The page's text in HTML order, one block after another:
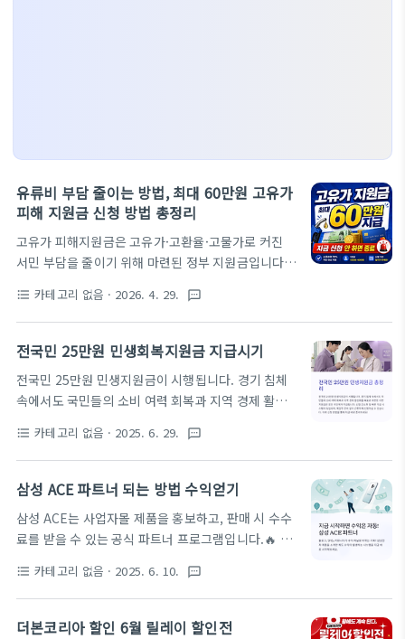
유류비 부담 줄이는 방법, 최대 60만원 고유가
피해 지원금 신청 방법 총정리
고유가 피해지원금은 고유가·고환율·고물가로 커진
서민 부담을 줄이기 위해 마련된 정부 지원금입니다.
에 따라 1인당 10만원부터 최대 60만원까지 차등 지
급됩니다.고유가 피해지원금 신청하기👆✅ 신청 방법
고유가 피해지원금은 온라인과 오프라인 방식으로 신
랑상품권 앱과 홈페이지에서 가능하며, 본인 인증 후
지급수단을 선택해 신청하면 됩니다. 오프라인 신청은
주소지 관할 읍면동 주민센터 또는 제휴 은행 영업점
정부가 직접 방문해 접수하는 찾아가는 신청도 운영됩
니다. 지급수단은 지역사랑상품권, 신용카드, ..
format_list_bulleted 카테고리 없음 · 2026. 4. 29. textsms
전국민 25만원 민생회복지원금 지급시기
전국민 25만원 민생지원금이 시행됩니다. 경기 침체
속에서도 국민들의 소비 여력 회복과 지역 경제 활성
급됩니다. 신청 간소화 및 빠른 지급 시스템이 도입되
어, 복잡한 준비 없이 간편하게 신청하실 수 있습니다.
아래 신청 방법을 통해 지금 바로 준비하세요! 지금 신
앱/웹)1. 정부24 앱 또는 웹사이트에 접속해 로그인합
니다.2. ‘전국민 25만원 민생지원금’ 메뉴를 클릭해
신청 페이지로 이동합니다.3. 본인 인증 후 계좌번호,
문)1. 거주지 관할 주민센터를 방문합니다.2. 민원창
format_list_bulleted 카테고리 없음 · 2025. 6. 29. textsms
삼성 ACE 파트너 되는 방법 수익얻기
삼성 ACE는 사업자몰 제품을 홍보하고, 판매 시 수수
료를 받을 수 있는 공식 파트너 프로그램입니다.🔥 지
뀝니다!삼성전자 제품을 소개만 해도 수익이 발생하
는 시스템, 지금 바로 삼성 ACE로 시작해보세요.빠르
게 삼성 ACE 회원이 되어 자동화된 수익을 만들어보
format_list_bulleted 카테고리 없음 · 2025. 6. 10. textsms
더본코리아 할인 6월 릴레이 할인전